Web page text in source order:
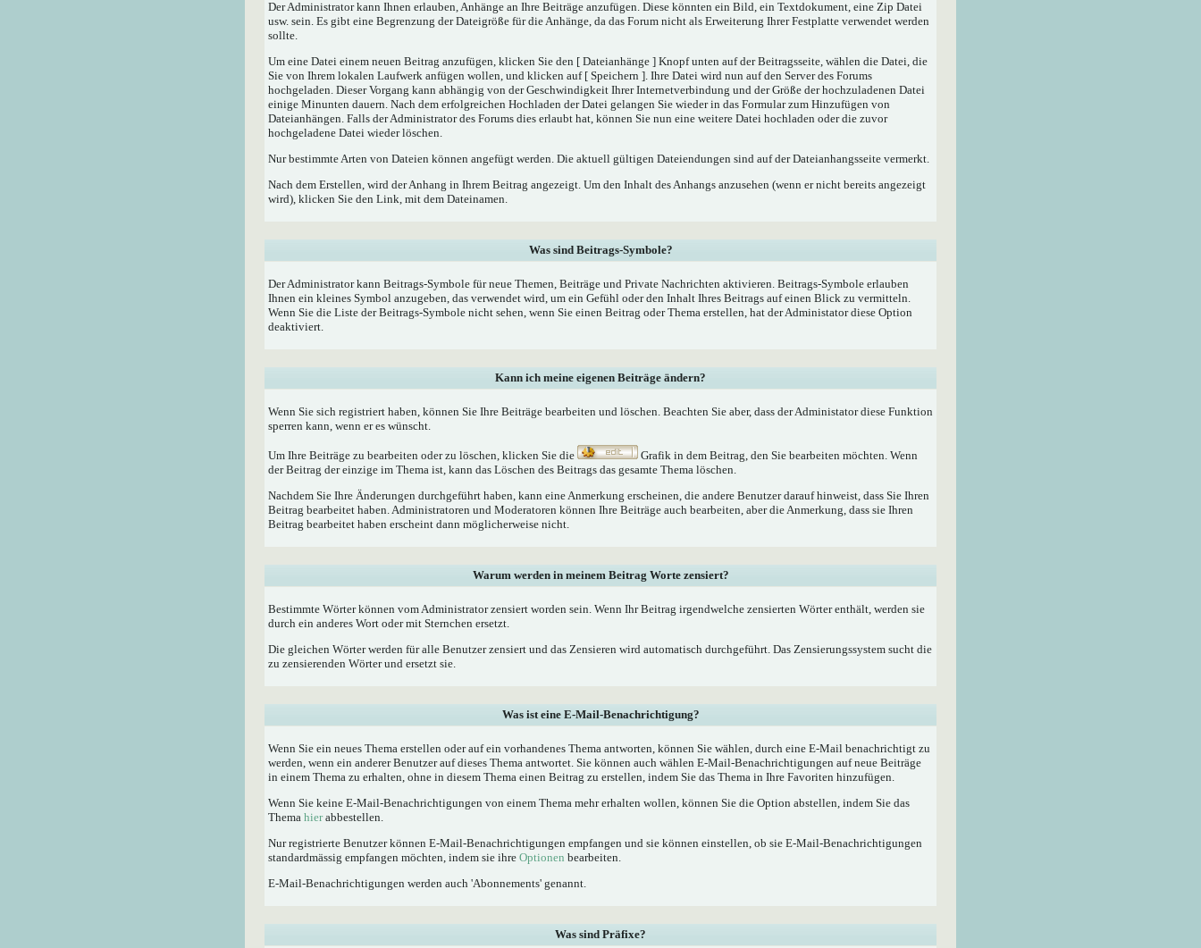
Der Administrator kann Ihnen erlauben, Anhänge an Ihre Beiträge anzufügen. Diese könnten ein Bild, ein Textdokument, eine Zip Datei
usw. sein. Es gibt eine Begrenzung der Dateigröße für die Anhänge, da das Forum nicht als Erweiterung Ihrer Festplatte verwendet werden
sollte.
Um eine Datei einem neuen Beitrag anzufügen, klicken Sie den [ Dateianhänge ] Knopf unten auf der Beitragsseite, wählen die Datei, die
Sie von Ihrem lokalen Laufwerk anfügen wollen, und klicken auf [ Speichern ]. Ihre Datei wird nun auf den Server des Forums
hochgeladen. Dieser Vorgang kann abhängig von der Geschwindigkeit Ihrer Internetverbindung und der Größe der hochzuladenen Datei
einige Minunten dauern. Nach dem erfolgreichen Hochladen der Datei gelangen Sie wieder in das Formular zum Hinzufügen von
Dateianhängen. Falls der Administrator des Forums dies erlaubt hat, können Sie nun eine weitere Datei hochladen oder die zuvor
hochgeladene Datei wieder löschen.
Nur bestimmte Arten von Dateien können angefügt werden. Die aktuell gültigen Dateiendungen sind auf der Dateianhangsseite vermerkt.
Nach dem Erstellen, wird der Anhang in Ihrem Beitrag angezeigt. Um den Inhalt des Anhangs anzusehen (wenn er nicht bereits angezeigt
wird), klicken Sie den Link, mit dem Dateinamen.
Was sind Beitrags-Symbole?
Der Administrator kann Beitrags-Symbole für neue Themen, Beiträge und Private Nachrichten aktivieren. Beitrags-Symbole erlauben
Ihnen ein kleines Symbol anzugeben, das verwendet wird, um ein Gefühl oder den Inhalt Ihres Beitrags auf einen Blick zu vermitteln.
Wenn Sie die Liste der Beitrags-Symbole nicht sehen, wenn Sie einen Beitrag oder Thema erstellen, hat der Administator diese Option
deaktiviert.
Kann ich meine eigenen Beiträge ändern?
Wenn Sie sich registriert haben, können Sie Ihre Beiträge bearbeiten und löschen. Beachten Sie aber, dass der Administator diese Funktion
sperren kann, wenn er es wünscht.
Um Ihre Beiträge zu bearbeiten oder zu löschen, klicken Sie die
Grafik in dem Beitrag, den Sie bearbeiten möchten. Wenn
der Beitrag der einzige im Thema ist, kann das Löschen des Beitrags das gesamte Thema löschen.
Nachdem Sie Ihre Änderungen durchgeführt haben, kann eine Anmerkung erscheinen, die andere Benutzer darauf hinweist, dass Sie Ihren
Beitrag bearbeitet haben. Administratoren und Moderatoren können Ihre Beiträge auch bearbeiten, aber die Anmerkung, dass sie Ihren
Beitrag bearbeitet haben erscheint dann möglicherweise nicht.
Warum werden in meinem Beitrag Worte zensiert?
Bestimmte Wörter können vom Administrator zensiert worden sein. Wenn Ihr Beitrag irgendwelche zensierten Wörter enthält, werden sie
durch ein anderes Wort oder mit Sternchen ersetzt.
Die gleichen Wörter werden für alle Benutzer zensiert und das Zensieren wird automatisch durchgeführt. Das Zensierungssystem sucht die
zu zensierenden Wörter und ersetzt sie.
Was ist eine E-Mail-Benachrichtigung?
Wenn Sie ein neues Thema erstellen oder auf ein vorhandenes Thema antworten, können Sie wählen, durch eine E-Mail benachrichtigt zu
werden, wenn ein anderer Benutzer auf dieses Thema antwortet. Sie können auch wählen E-Mail-Benachrichtigungen auf neue Beiträge
in einem Thema zu erhalten, ohne in diesem Thema einen Beitrag zu erstellen, indem Sie das Thema in Ihre Favoriten hinzufügen.
Wenn Sie keine E-Mail-Benachrichtigungen von einem Thema mehr erhalten wollen, können Sie die Option abstellen, indem Sie das
Thema hierabbestellen.
Nur registrierte Benutzer können E-Mail-Benachrichtigungen empfangen und sie können einstellen, ob sie E-Mail-Benachrichtigungen
standardmässig empfangen möchten, indem sie ihre Optionen bearbeiten.
E-Mail-Benachrichtigungen werden auch 'Abonnements' genannt.
Was sind Präfixe?